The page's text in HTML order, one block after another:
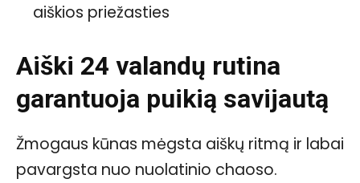
aiškios priežasties
Aiški 24 valandų rutina
garantuoja puikią savijautą
Žmogaus kūnas mėgsta aiškų ritmą ir labai
pavargsta nuo nuolatinio chaoso.